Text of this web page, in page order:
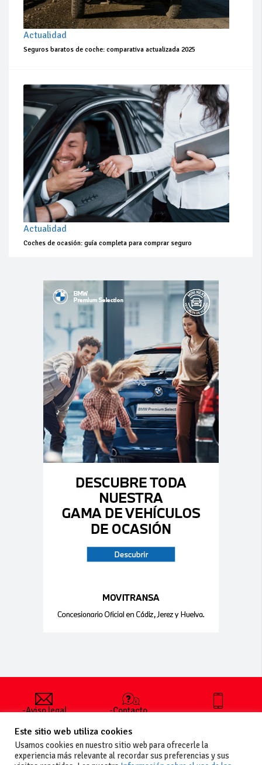
Actualidad
Seguros baratos de coche: comparativa actualizada 2025
Actualidad
Coches de ocasión: guía completa para comprar seguro
-Aviso legal
generales
de uso
-Contacto
publicar un
anuncio
-Vende+
+34 627 35
Este sitio web utiliza cookies
Usamos cookies en nuestro sitio web para ofrecerle la
experiencia más relevante al recordar sus preferencias y sus